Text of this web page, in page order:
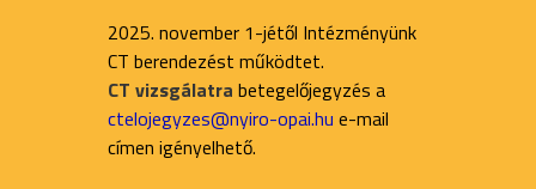
2025. november 1-jétől Intézményünk
CT berendezést működtet.
CT vizsgálatra betegelőjegyzés a
ctelojegyzes@nyiro-opai.hu e-mail
címen igényelhető.